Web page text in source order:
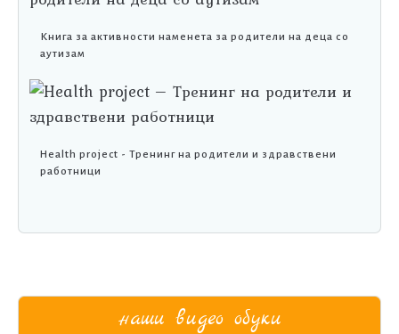
Книга за активности наменета за родители на деца со
аутизам
Health project - Тренинг на родители и здравствени
работници
наши видео обуки